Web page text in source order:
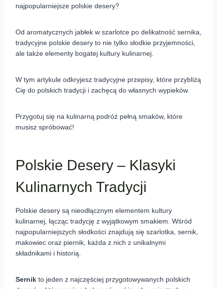
najpopularniejsze polskie desery?
Od aromatycznych jabłek w szarlotce po delikatność sernika,
tradycyjne polskie desery to nie tylko słodkie przyjemności,
ale także elementy bogatej kultury kulinarnej.
W tym artykule odkryjesz tradycyjne przepisy, które przybliżą
Cię do polskich tradycji i zachęcą do własnych wypieków.
Przygotuj się na kulinarną podróż pełną smaków, które
musisz spróbować!
Polskie Desery – Klasyki
Kulinarnych Tradycji
Polskie desery są nieodłącznym elementem kultury
kulinarnej, łącząc tradycję z wyjątkowym smakiem. Wśród
najpopularniejszych słodkości znajdują się szarlotka, sernik,
makowiec oraz piernik, każda z nich z unikalnymi
składnikami i historią.
Sernik to jeden z najczęściej przygotowywanych polskich